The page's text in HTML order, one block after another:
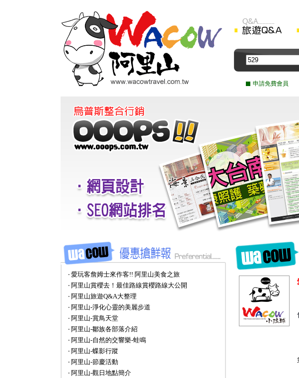
申請免費會員
‧ 愛玩客詹姆士來作客!! 阿里山美食之旅
‧ 阿里山賞櫻去！最佳路線賞櫻路線大公開
‧ 阿里山旅遊Q&A大整理
‧ 阿里山-淨化心靈的美麗步道
‧ 阿里山-賞鳥天堂
‧ 阿里山-鄒族各部落介紹
‧ 阿里山-自然的交響樂-蛙鳴
‧ 阿里山-蝶影行蹤
‧ 阿里山-節慶活動
‧ 阿里山-觀日地點簡介